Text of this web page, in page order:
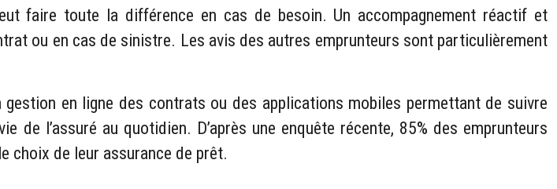
faire toute la différence en cas de besoin. Un accompagnement réactif et
ou en cas de sinistre. Les avis des autres emprunteurs sont particulièrement
en ligne des contrats ou des applications mobiles permettant de suivre
l’assuré au quotidien. D’après une enquête récente, 85% des emprunteurs
choix de leur assurance de prêt.